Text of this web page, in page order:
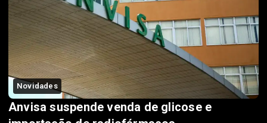
Novidades
Anvisa suspende venda de glicose e